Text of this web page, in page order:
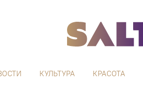
КУЛЬТУРА КРАСОТА